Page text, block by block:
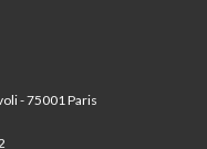
- 75001 Paris